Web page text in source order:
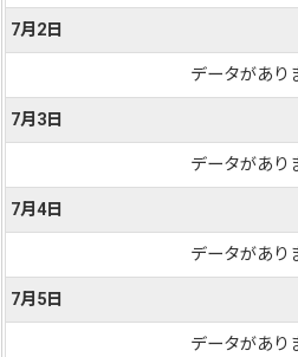
7月2日
データがあり
7月3日
データがあり
7月4日
データがあり
7月5日
データがあり